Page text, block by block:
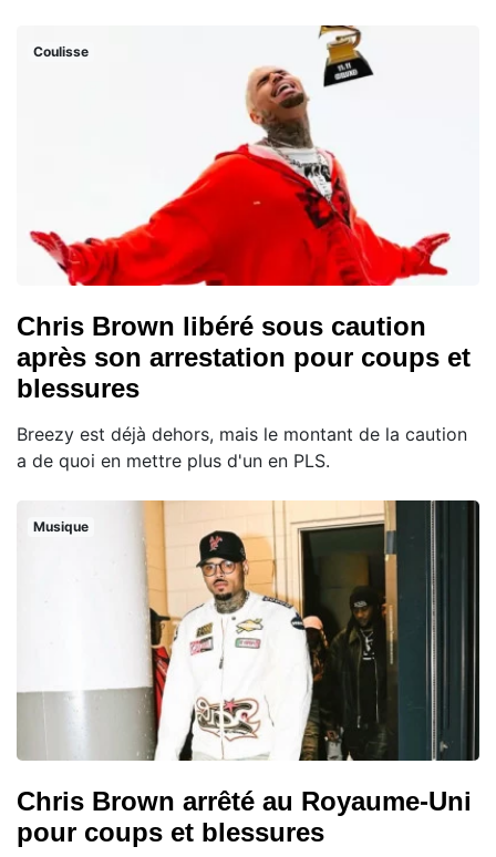
Coulisse
Chris Brown libéré sous caution
après son arrestation pour coups et
blessures
Breezy est déjà dehors, mais le montant de la caution
a de quoi en mettre plus d'un en PLS.
Musique
Chris Brown arrêté au Royaume-Uni
pour coups et blessures